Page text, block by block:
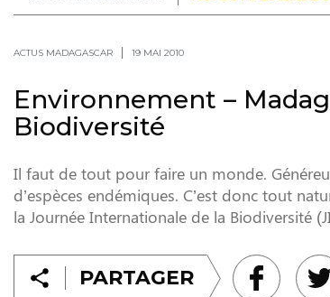
ACTUS MADAGASCAR 19 MAI 2010
Environnement –
Biodiversité
Il faut de tout pour faire un monde.
d’espèces endémiques. C’est donc tout
la Journée Internationale de la Biodiversité
PARTAGER